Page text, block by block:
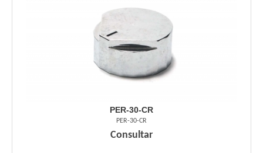
PER-30-CR
PER-30-CR
Consultar